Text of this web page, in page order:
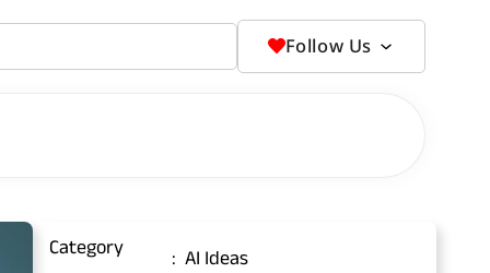
Follow Us
Category : AI Ideas